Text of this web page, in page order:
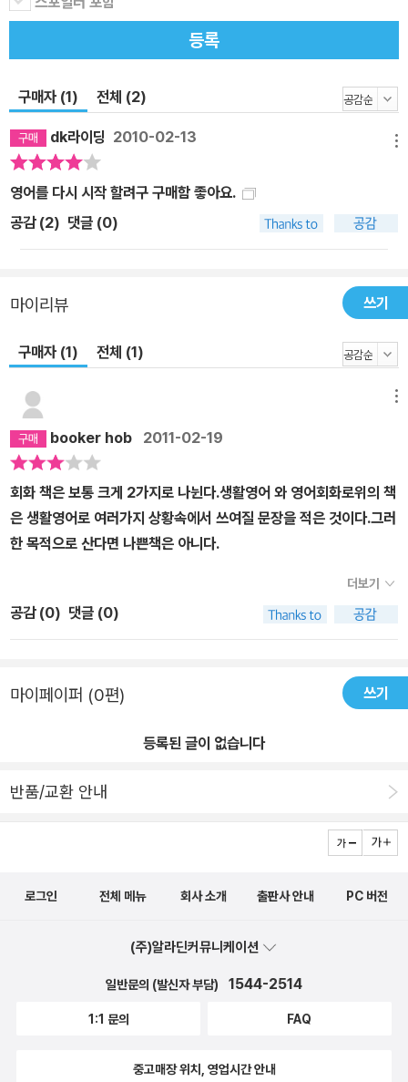
수 있습니다. 6. 간단한 해설로 궁금증을 쉽게 해결합니다. 회화 중간
중간에 간단한 어법 설명이나 유사표현, 반대의 표현 등을 두었으며,
단어의 뉘앙스 차이와 미국문화를 이해할 수 있는 간단명료한 해설을
두어 회화를 보다 폭넓게 이해하면서 익힐 수 있도록 하였습니다. 7.
본문 전체를 녹음한 mp3용 파일을 제공합니다. 본문 전체가 녹음된
mp3용 파일을 랭컴출판사 홈페이지(lancom.co.kr)에서 무료로 다
운로드하여 mp3플레이어나 컴퓨터 등에서 재생하면 네이티브 스피
커의 정확한 발음을 들으면서 듣기와 말하기를 제대로 익힐 수 있습
니다.
등록
구매자 (1) 전체 (2)
dk라이딩 2010-02-13
영어를 다시 시작 할려구 구매함 좋아요.
공감 (2) 댓글 (0)
마이리뷰 쓰기
구매자 (1) 전체 (1)
booker hob 2011-02-19
회화 책은 보통 크게 2가지로 나뉜다.생활영어 와 영어회화로위의 책
은 생활영어로 여러가지 상황속에서 쓰여질 문장을 적은 것이다.그러
한 목적으로 산다면 나쁜책은 아니다.
더보기
공감 (0) 댓글 (0)
마이페이퍼 (0편) 쓰기
등록된 글이 없습니다
반품/교환 안내
로그인 전체 메뉴 회사 소개 출판사 안내 PC 버전
(주)알라딘커뮤니케이션
일반문의 (발신자 부담) 1544-2514
1:1 문의 FAQ
중고매장 위치, 영업시간 안내